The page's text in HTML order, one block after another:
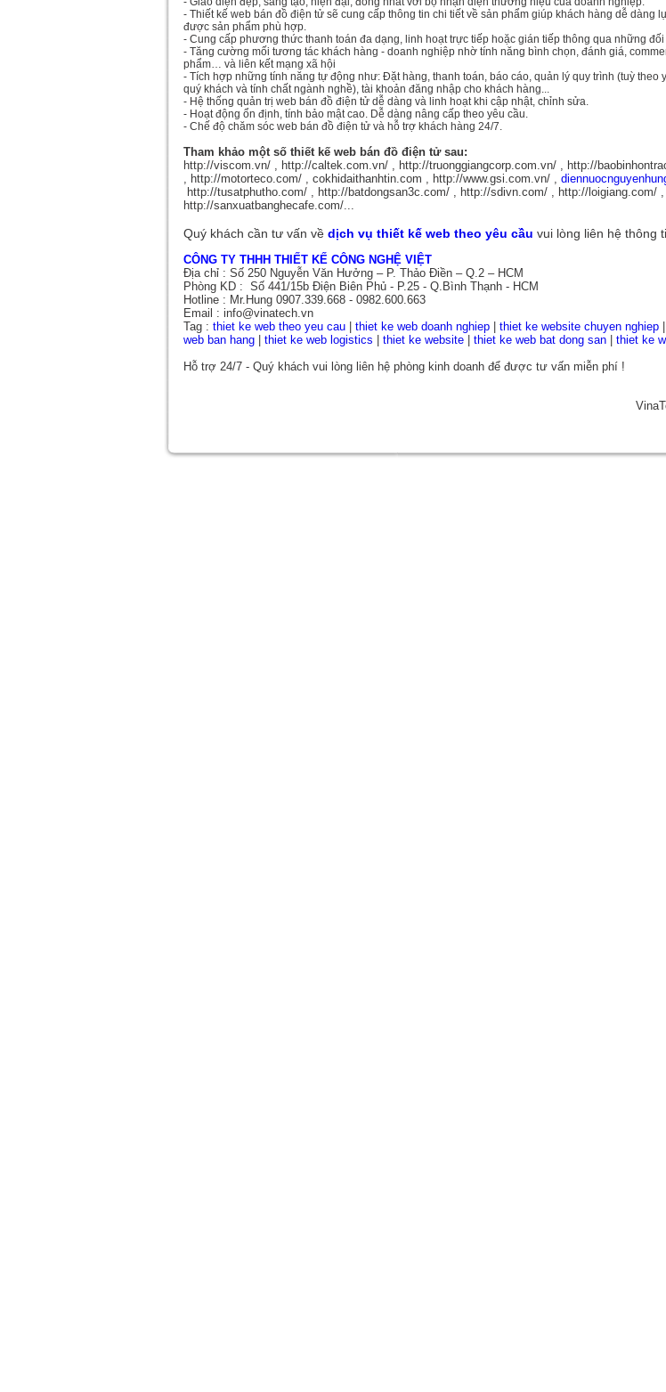
- Thiết kế web bán đồ điện tử sẽ cung cấp thông tin chi tiết về sản phẩm giúp khách hàng dễ dàng
được sản phẩm phù hợp.
- Cung cấp phương thức thanh toán đa dạng, linh hoạt trực tiếp hoặc gián tiếp thông qua những đối
- Tăng cường mối tương tác khách hàng - doanh nghiệp nhờ tính năng bình chọn, đánh giá,
phẩm… và liên kết mạng xã hội
- Tích hợp những tính năng tự động như: Đặt hàng, thanh toán, báo cáo, quản lý quy trình (tuỳ theo
quý khách và tính chất ngành nghề), tài khoản đăng nhập cho khách hàng...
- Hệ thống quản trị web bán đồ điện tử dễ dàng và linh hoạt khi cập nhật, chỉnh sửa.
- Hoạt động ổn định, tính bảo mật cao. Dễ dàng nâng cấp theo yêu cầu.
- Chế độ chăm sóc web bán đồ điện tử và hỗ trợ khách hàng 24/7.
Tham khảo một số thiết kế web bán đồ điện tử sau:
http://viscom.vn/ , http://caltek.com.vn/ , http://truonggiangcorp.com.vn/ , http://
, http://motorteco.com/ , cokhidaithanhtin.com , http://www.gsi.com.vn/ ,
http://tusatphutho.com/ , http://batdongsan3c.com/ , http://sdivn.com/ , http://loigiang.com/ ,
http://sanxuatbanghecafe.com/...
Quý khách cần tư vấn về dịch vụ thiết kế web theo yêu cầu vui lòng liên hệ thông
CÔNG TY THHH THIẾT KẾ CÔNG NGHỆ VIỆT
Địa chỉ : Số 250 Nguyễn Văn Hưởng – P. Thảo Điền – Q.2 – HCM
Phòng KD : Số 441/15b Điện Biên Phủ - P.25 - Q.Bình Thạnh - HCM
Hotline : Mr.Hung 0907.339.668 - 0982.600.663
Email : info@vinatech.vn
Tag : thiet ke web theo yeu cau thiet ke web doanh nghiep thiet ke website chuyen nghiep
web ban hang
thiet ke web logistics thiet ke website thiet ke web bat dong san
thiet ke
Hỗ trợ 24/7 - Quý khách vui lòng liên hệ phòng kinh doanh để được tư vấn miễn phí !